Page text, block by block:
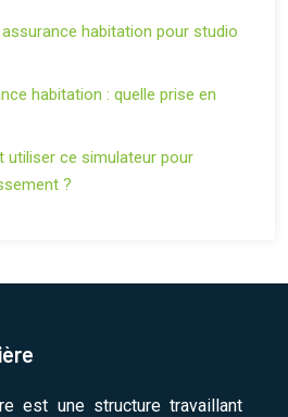
assurance habitation pour studio
habitation : quelle prise en
utiliser ce simulateur pour
?
est une structure travaillant